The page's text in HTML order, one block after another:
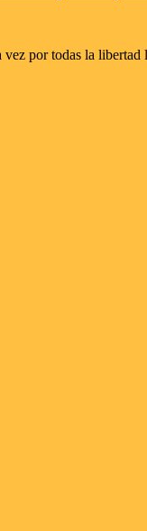
por todas la libertad